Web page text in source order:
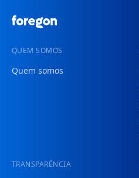
QUEM SOMOS
Quem somos
TRANSPARÊNCIA